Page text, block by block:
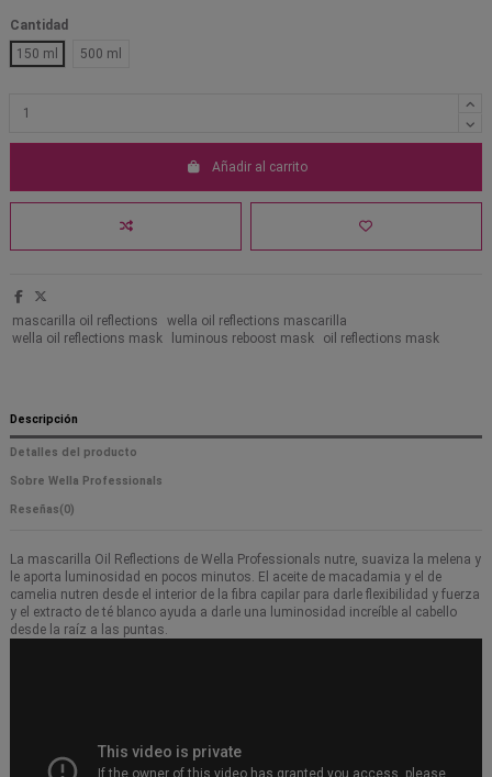
Cantidad
150 ml
500 ml
Añadir al carrito
mascarilla oil reflections
wella oil reflections mascarilla
wella oil reflections mask
luminous reboost mask oil reflections mask
Descripción
Detalles del producto
Sobre Wella Professionals
Reseñas(0)
La mascarilla Oil Reflections de Wella Professionals nutre, suaviza la melena y
le aporta luminosidad en pocos minutos. El aceite de macadamia y el de
camelia nutren desde el interior de la fibra capilar para darle flexibilidad y fuerza
y el extracto de té blanco ayuda a darle una luminosidad increíble al cabello
desde la raíz a las puntas.